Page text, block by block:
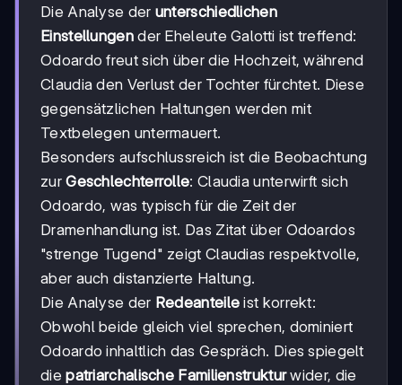
Die Analyse der unterschiedlichen
Einstellungender Eheleute Galotti ist treffend:
Odoardo freut sich über die Hochzeit, während
Claudia den Verlust der Tochter fürchtet. Diese
gegensätzlichen Haltungen werden mit
Textbelegen untermauert.
Besonders aufschlussreich ist die Beobachtung
zurGeschlechterrolle: Claudia unterwirft sich
Odoardo, was typisch für die Zeit der
Dramenhandlung ist. Das Zitat über Odoardos
"strenge Tugend" zeigt Claudias respektvolle,
aber auch distanzierte Haltung.
Die Analyse der Redeanteile ist korrekt:
Obwohl beide gleich viel sprechen, dominiert
Odoardo inhaltlich das Gespräch. Dies spiegelt
diepatriarchalische Familienstrukturwider, die